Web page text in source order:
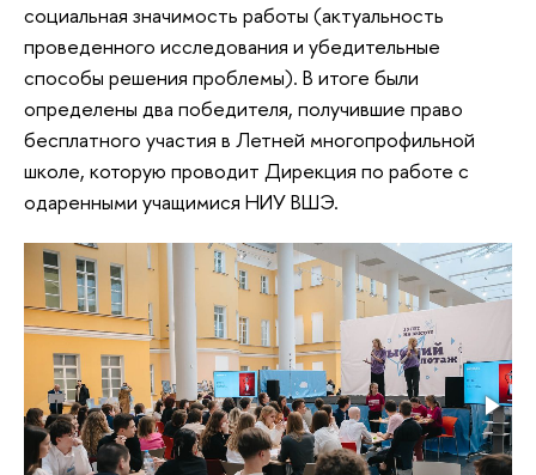
социальная значимость работы (актуальность
проведенного исследования и убедительные
способы решения проблемы). В итоге были
определены два победителя, получившие право
бесплатного участия в Летней многопрофильной
школе, которую проводит Дирекция по работе с
одаренными учащимися НИУ ВШЭ.